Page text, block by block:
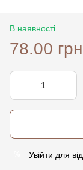
В наявності
78.00 грн
Увійти для